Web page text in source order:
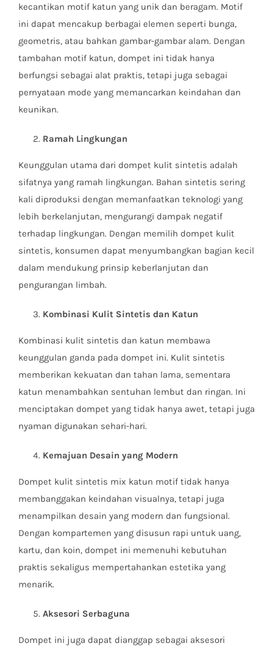
kecantikan motif katun yang unik dan beragam. Motif
ini dapat mencakup berbagai elemen seperti bunga,
geometris, atau bahkan gambar-gambar alam. Dengan
tambahan motif katun, dompet ini tidak hanya
berfungsi sebagai alat praktis, tetapi juga sebagai
pernyataan mode yang memancarkan keindahan dan
keunikan.
Ramah Lingkungan
Keunggulan utama dari dompet kulit sintetis adalah
sifatnya yang ramah lingkungan. Bahan sintetis sering
kali diproduksi dengan memanfaatkan teknologi yang
lebih berkelanjutan, mengurangi dampak negatif
terhadap lingkungan. Dengan memilih dompet kulit
sintetis, konsumen dapat menyumbangkan bagian kecil
dalam mendukung prinsip keberlanjutan dan
pengurangan limbah.
Kombinasi Kulit Sintetis dan Katun
Kombinasi kulit sintetis dan katun membawa
keunggulan ganda pada dompet ini. Kulit sintetis
memberikan kekuatan dan tahan lama, sementara
katun menambahkan sentuhan lembut dan ringan. Ini
menciptakan dompet yang tidak hanya awet, tetapi juga
nyaman digunakan sehari-hari.
Kemajuan Desain yang Modern
Dompet kulit sintetis mix katun motif tidak hanya
membanggakan keindahan visualnya, tetapi juga
menampilkan desain yang modern dan fungsional.
Dengan kompartemen yang disusun rapi untuk uang,
kartu, dan koin, dompet ini memenuhi kebutuhan
praktis sekaligus mempertahankan estetika yang
menarik.
Aksesori Serbaguna
Dompet ini juga dapat dianggap sebagai aksesori